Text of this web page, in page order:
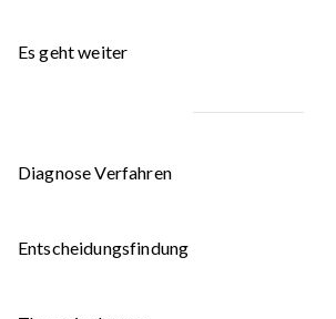
Es geht weiter
Diagnose Verfahren
Entscheidungsfindung